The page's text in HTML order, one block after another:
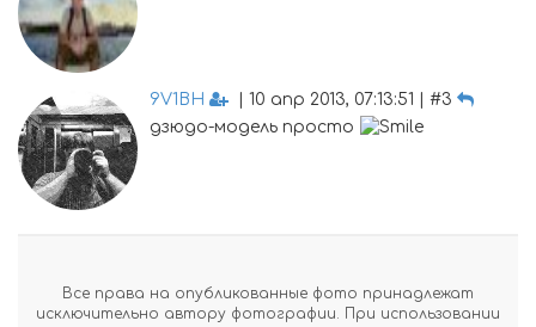
9V1BH
| 10 апр 2013, 07:13:51 | #3
дзюдо-модель просто
Все права на опубликованные фото принадлежат
исключительно автору фотографии. При использовании